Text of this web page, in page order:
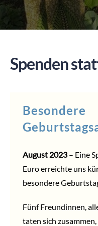
SPENDEN
Spenden
Besondere
August 2023– Eine
Euro erreichte uns
besondere
Fünf Freundinnen,
taten sich